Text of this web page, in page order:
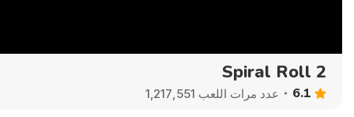
Spiral Roll 2
6.1 عدد مرات اللعب 1,217,551